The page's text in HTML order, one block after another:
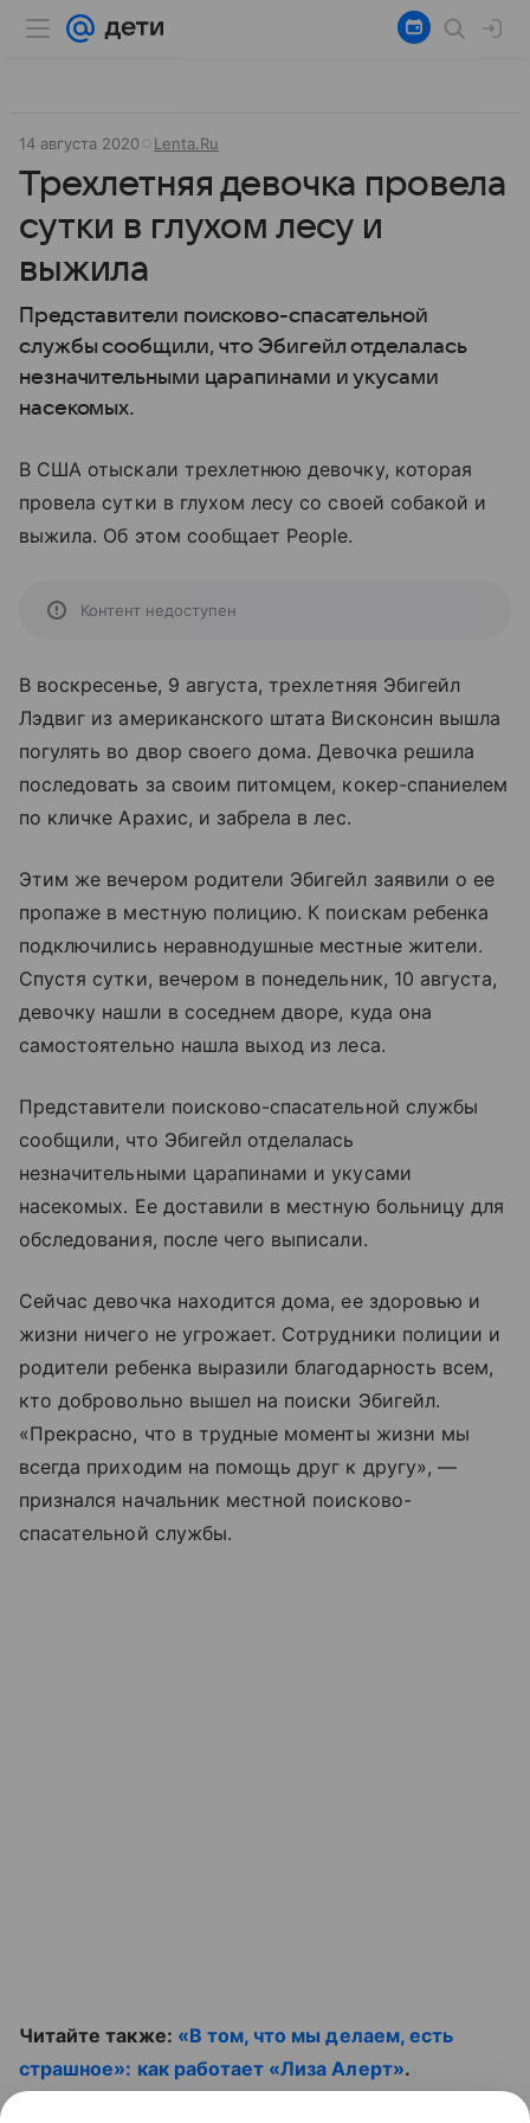
14 августа 2020 Lenta.Ru
Трехлетняя девочка провела
сутки в глухом лесу и
выжила
Представители поисково-спасательной
службы сообщили, что Эбигейл отделалась
незначительными царапинами и укусами
насекомых.
В США отыскали трехлетнюю девочку, которая
провела сутки в глухом лесу со своей собакой и
выжила. Об этом сообщает People.
Контент недоступен
В воскресенье, 9 августа, трехлетняя Эбигейл
Лэдвиг из американского штата Висконсин вышла
погулять во двор своего дома. Девочка решила
последовать за своим питомцем, кокер-спаниелем
по кличке Арахис, и забрела в лес.
Этим же вечером родители Эбигейл заявили о ее
пропаже в местную полицию. К поискам ребенка
подключились неравнодушные местные жители.
Спустя сутки, вечером в понедельник, 10 августа,
девочку нашли в соседнем дворе, куда она
самостоятельно нашла выход из леса.
Представители поисково-спасательной службы
сообщили, что Эбигейл отделалась
незначительными царапинами и укусами
насекомых. Ее доставили в местную больницу для
обследования, после чего выписали.
Сейчас девочка находится дома, ее здоровью и
жизни ничего не угрожает. Сотрудники полиции и
родители ребенка выразили благодарность всем,
кто добровольно вышел на поиски Эбигейл.
«Прекрасно, что в трудные моменты жизни мы
всегда приходим на помощь друг к другу», —
признался начальник местной поисково-
спасательной службы.
Читайте также: «В том, что мы делаем, есть
страшное»: как работает «Лиза Алерт».